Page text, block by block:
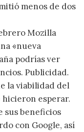
menos de dos
Mozilla
«nueva
podrías ver
Publicidad.
la viabilidad del
hicieron esperar.
sus beneficios
con Google, así